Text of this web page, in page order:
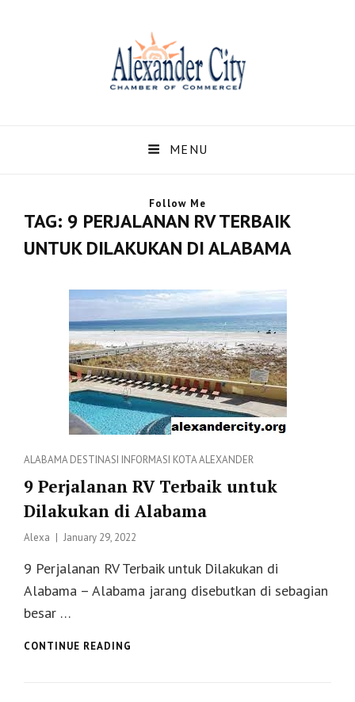
Dan Berita Terbaru
Alexander Alabama
Alexandercity – Menyajikan Secara Lengkap Informasi serta Berita – Berita
MENU
TAG: 9 PERJALANAN RV TERBAIK
UNTUK DILAKUKAN DI ALABAMA
Categories
ALABAMADESTINASI INFORMASI KOTA ALEXANDER
9 Perjalanan RV Terbaik untuk
Dilakukan di Alabama
Alexa
Posted
January 29, 2022
9 Perjalanan RV Terbaik untuk Dilakukan di
Alabama – Alabama jarang disebutkan di sebagian
besar …
CONTINUE READING
Follow Me